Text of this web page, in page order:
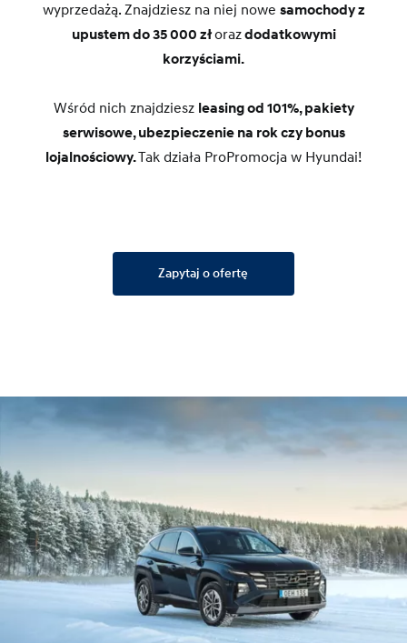
wyprzedażą. Znajdziesz na niej nowe samochody z
upustem do 35 000 złorazdodatkowymi
korzyściami.
Wśród nich znajdziesz leasing od 101%, pakiety
serwisowe, ubezpieczenie na rok czy bonus
lojalnościowy.Tak działa ProPromocja w Hyundai!
Zapytaj o ofertę